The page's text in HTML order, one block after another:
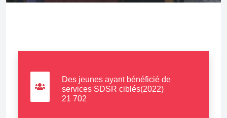
Des jeunes ayant bénéficié de
services SDSR ciblés(2022)
21 702